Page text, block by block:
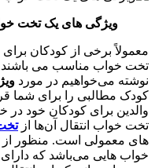
ویژگی های یک تخت
معمولاً برخی از کودکان
تخت خواب مناسب می باشند
نوشته می‌خواهیم در مورد
کودک مطالبی را برای شما
والدین برای کودکان خود
تخت خواب انتقال آن‌ها از
های معمولی است. منظور از
خواب هایی می‌باشد که